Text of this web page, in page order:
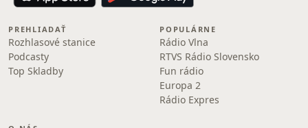
PREHLIADAŤ
Rozhlasové stanice
Podcasty
Top Skladby
POPULÁRNE
Rádio Vlna
RTVS Rádio Slovensko
Fun rádio
Europa 2
Rádio Expres